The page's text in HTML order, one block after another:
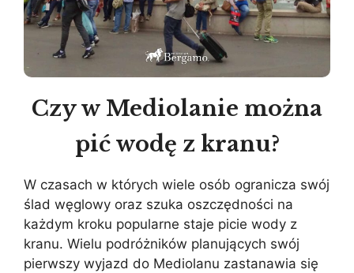
Czy w Mediolanie można
pić wodę z kranu?
W czasach w których wiele osób ogranicza swój
ślad węglowy oraz szuka oszczędności na
każdym kroku popularne staje picie wody z
kranu. Wielu podróżników planujących swój
pierwszy wyjazd do Mediolanu zastanawia się